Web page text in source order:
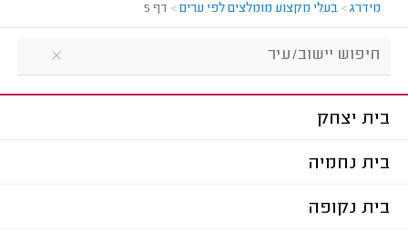
מידרג> בעלי מקצוע מומלצים לפי ערים> דף 5
בית יצחק
בית נחמיה
בית נקופה